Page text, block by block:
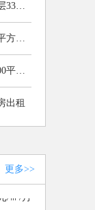
寮步镇新出独院厂房出租，每层3300平方大小可分
寮步镇新出独院厂房每层3000平方可分租
出租两个豪华装修厂房车间1500平方及1200平方或全租
出租
更多>>
元/㎡/月